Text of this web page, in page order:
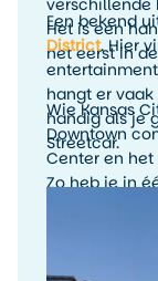
verschillende
Het is een
het eerst in
Een bekend
District. Hier
hangt er
handig als je
Streetcar.
Wie Kansas
Downtown
Center en het
Zo heb je in